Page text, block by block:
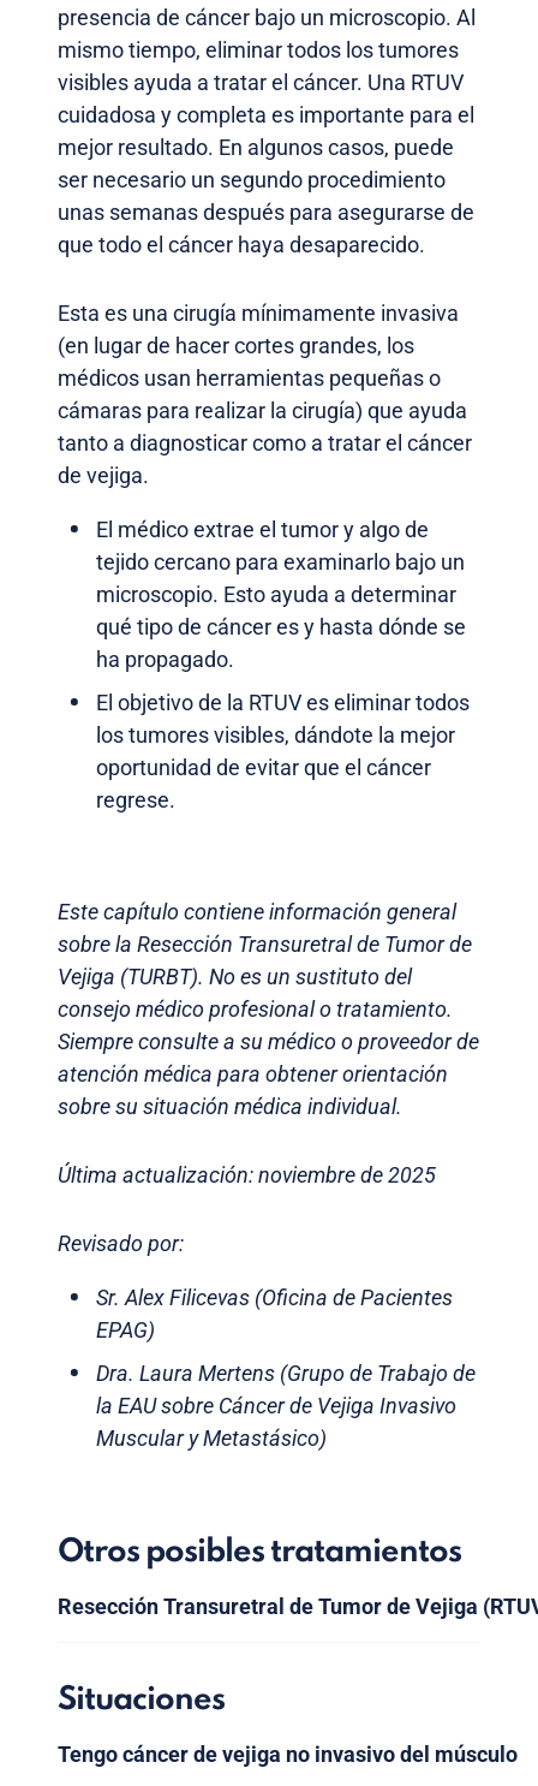
presencia de cáncer bajo un microscopio. Al
mismo tiempo, eliminar todos los tumores
visibles ayuda a tratar el cáncer. Una RTUV
cuidadosa y completa es importante para el
mejor resultado. En algunos casos, puede
ser necesario un segundo procedimiento
unas semanas después para asegurarse de
que todo el cáncer haya desaparecido.
Esta es una cirugía mínimamente invasiva
(en lugar de hacer cortes grandes, los
médicos usan herramientas pequeñas o
cámaras para realizar la cirugía) que ayuda
tanto a diagnosticar como a tratar el cáncer
de vejiga.
El médico extrae el tumor y algo de
tejido cercano para examinarlo bajo un
microscopio. Esto ayuda a determinar
qué tipo de cáncer es y hasta dónde se
ha propagado.
El objetivo de la RTUV es eliminar todos
los tumores visibles, dándote la mejor
oportunidad de evitar que el cáncer
regrese.
Este capítulo contiene información general
sobre la Resección Transuretral de Tumor de
Vejiga (TURBT). No es un sustituto del
consejo médico profesional o tratamiento.
Siempre consulte a su médico o proveedor de
atención médica para obtener orientación
sobre su situación médica individual.
Última actualización: noviembre de 2025
Revisado por:
Sr. Alex Filicevas (Oficina de Pacientes
EPAG)
Dra. Laura Mertens (Grupo de Trabajo de
la EAU sobre Cáncer de Vejiga Invasivo
Muscular y Metastásico)
Otros posibles tratamientos
Resección Transuretral de Tumor de Vejiga
Situaciones
Tengo cáncer de vejiga no invasivo del músculo